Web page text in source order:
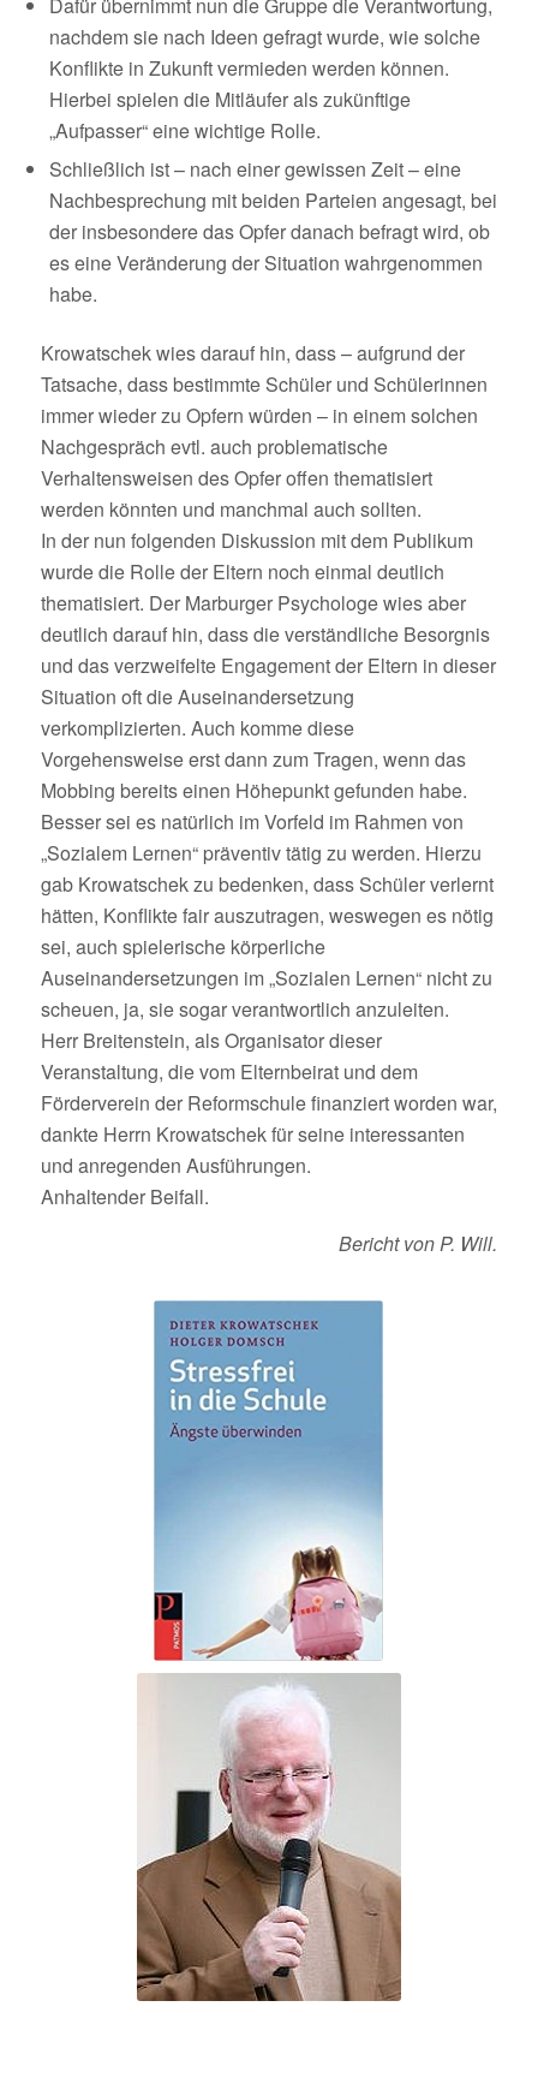
nachdem sie nach Ideen gefragt wurde, wie solche
Konflikte in Zukunft vermieden werden können.
Hierbei spielen die Mitläufer als zukünftige
„Aufpasser“ eine wichtige Rolle.
Schließlich ist – nach einer gewissen Zeit – eine
Nachbesprechung mit beiden Parteien angesagt, bei
der insbesondere das Opfer danach befragt wird, ob
es eine Veränderung der Situation wahrgenommen
habe.
Krowatschek wies darauf hin, dass – aufgrund der
Tatsache, dass bestimmte Schüler und Schülerinnen
immer wieder zu Opfern würden – in einem solchen
Nachgespräch evtl. auch problematische
Verhaltensweisen des Opfer offen thematisiert
werden könnten und manchmal auch sollten.
In der nun folgenden Diskussion mit dem Publikum
wurde die Rolle der Eltern noch einmal deutlich
thematisiert. Der Marburger Psychologe wies aber
deutlich darauf hin, dass die verständliche Besorgnis
und das verzweifelte Engagement der Eltern in dieser
Situation oft die Auseinandersetzung
verkomplizierten. Auch komme diese
Vorgehensweise erst dann zum Tragen, wenn das
Mobbing bereits einen Höhepunkt gefunden habe.
Besser sei es natürlich im Vorfeld im Rahmen von
„Sozialem Lernen“ präventiv tätig zu werden. Hierzu
gab Krowatschek zu bedenken, dass Schüler verlernt
hätten, Konflikte fair auszutragen, weswegen es nötig
sei, auch spielerische körperliche
Auseinandersetzungen im „Sozialen Lernen“ nicht zu
scheuen, ja, sie sogar verantwortlich anzuleiten.
Herr Breitenstein, als Organisator dieser
Veranstaltung, die vom Elternbeirat und dem
Förderverein der Reformschule finanziert worden war,
dankte Herrn Krowatschek für seine interessanten
und anregenden Ausführungen.
Anhaltender Beifall.
Bericht von P. Will.